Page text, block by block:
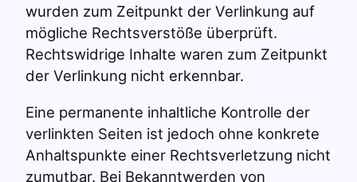
wurden zum Zeitpunkt der Verlinkung auf
mögliche Rechtsverstöße überprüft.
Rechtswidrige Inhalte waren zum Zeitpunkt
der Verlinkung nicht erkennbar.
Eine permanente inhaltliche Kontrolle der
verlinkten Seiten ist jedoch ohne konkrete
Anhaltspunkte einer Rechtsverletzung nicht
zumutbar. Bei Bekanntwerden von